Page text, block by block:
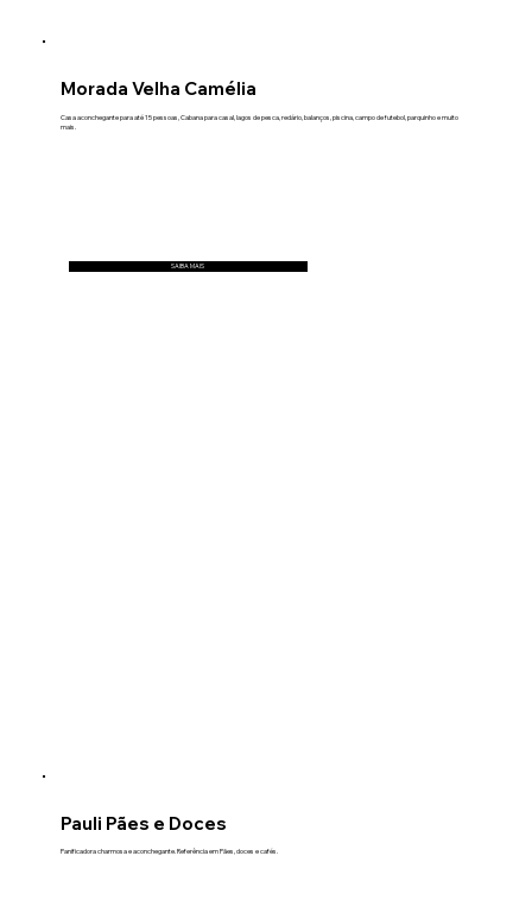
Morada Velha Camélia
Casa aconchegante para até 15 pessoas, Cabana para casal, lagos de pesca, redário, balanços, piscina, campo de futebol, parquinho e muito
mais.
SAIBA MAIS
Pauli Pães e Doces
Panificadora charmosa e aconchegante. Referência em Pães, doces e cafés.